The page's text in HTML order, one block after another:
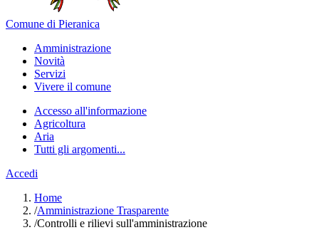
Comune di Pieranica
Amministrazione
Novità
Servizi
Vivere il comune
Accesso all'informazione
Agricoltura
Aria
Tutti gli argomenti...
Accedi
Home
/Amministrazione Trasparente
/Controlli e rilievi sull'amministrazione